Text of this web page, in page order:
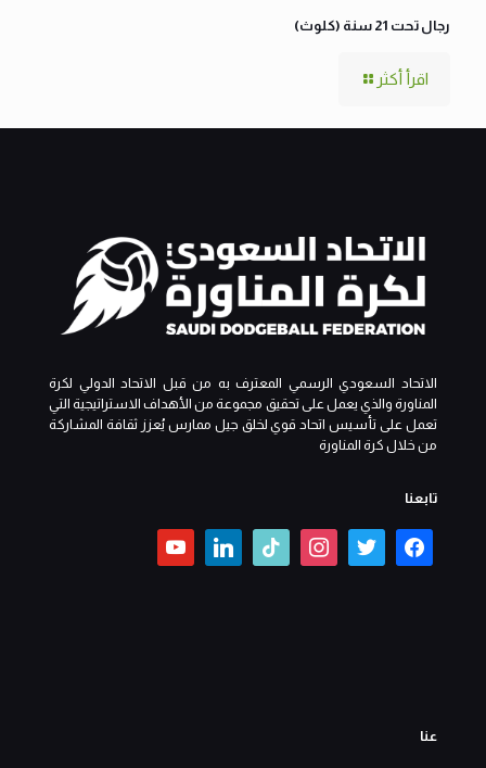
رجال تحت 21 سنة (كلوث)
اقرأ أكثر
الاتحاد السعودي الرسمي المعترف به من قبل الاتحاد الدولي لكرة
المناورة والذي يعمل على تحقيق مجموعة من الأهداف الاستراتيجية التي
تعمل على تأسيس اتحاد قوي لخلق جيل ممارس يُعزز ثقافة المشاركة
من خلال كرة المناورة
تابعنا
عنا